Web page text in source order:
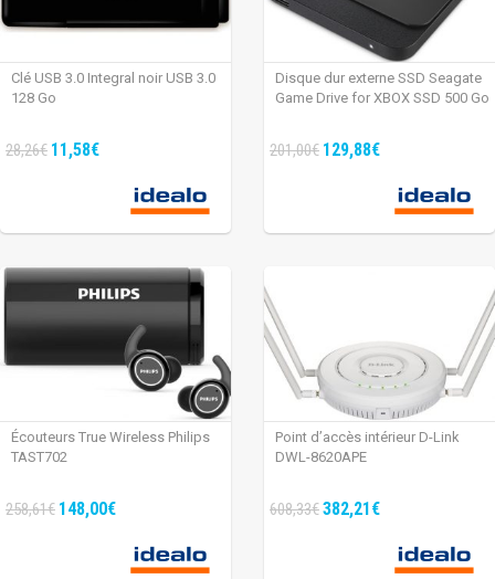
Clé USB 3.0 Integral noir USB 3.0
128 Go
28,26€ 11,58€
Disque dur externe SSD Seagate
Game Drive for XBOX SSD 500 Go
201,00€ 129,88€
Écouteurs True Wireless Philips
TAST702
258,61€ 148,00€
Point d’accès intérieur D-Link
DWL-8620APE
608,33€382,21€